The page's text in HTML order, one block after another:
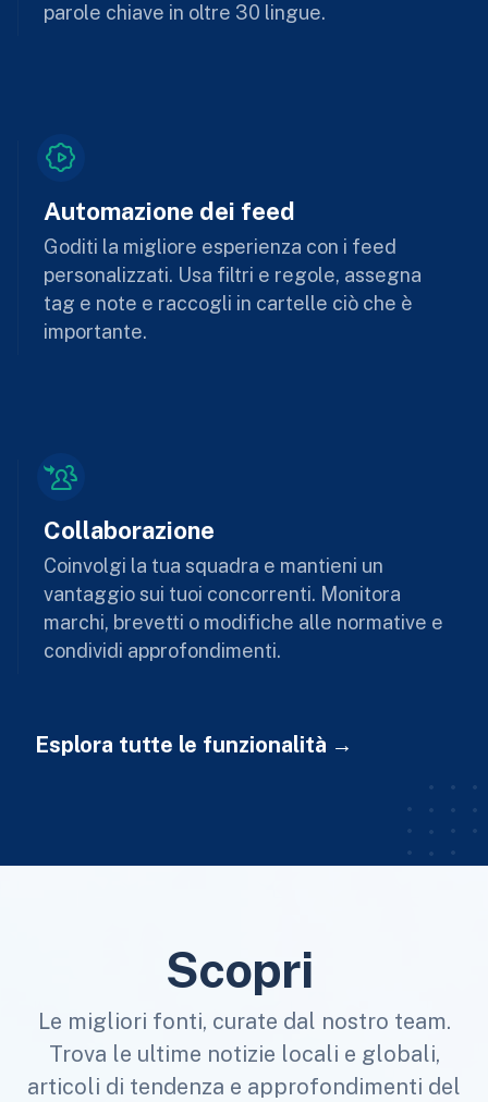
parole chiave in oltre 30 lingue.
Automazione dei feed
Goditi la migliore esperienza con i feed
personalizzati. Usa filtri e regole, assegna
tag e note e raccogli in cartelle ciò che è
importante.
Collaborazione
Coinvolgi la tua squadra e mantieni un
vantaggio sui tuoi concorrenti. Monitora
marchi, brevetti o modifiche alle normative e
condividi approfondimenti.
Esplora tutte le funzionalità
Scopri
Le migliori fonti, curate dal nostro team.
Trova le ultime notizie locali e globali,
articoli di tendenza e approfondimenti del